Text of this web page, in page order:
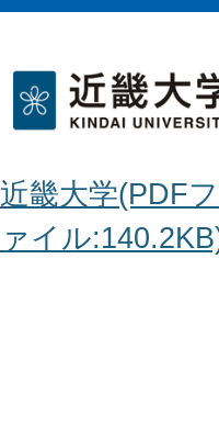
近畿大学(PDFフ
ァイル